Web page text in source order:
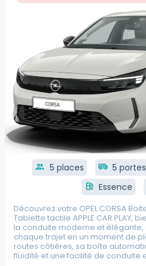
group 5 places airport_shuttle 5 portes
local_gas_station Essence
Découvrez votre OPEL CORSA
Tablette tactile APPLE CAR PLAY,
la conduite moderne et
chaque trajet en un moment de
routes côtières, sa boîte
fluidité et une facilité de conduite